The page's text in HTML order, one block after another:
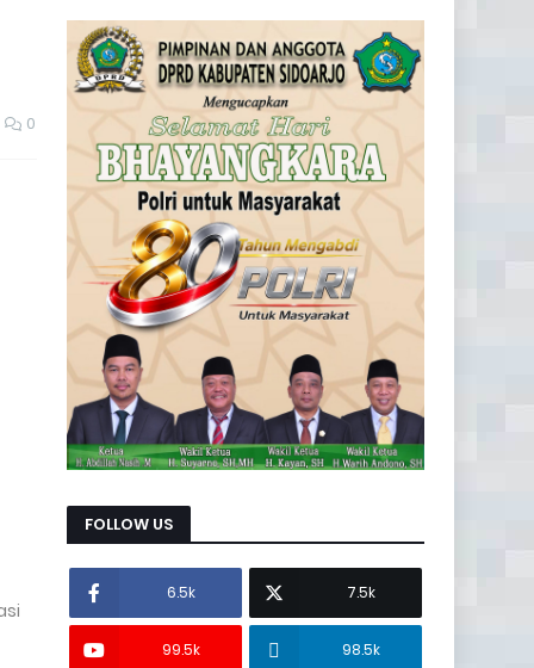
0
FOLLOW US
6.5k 7.5k
99.5k 98.5k